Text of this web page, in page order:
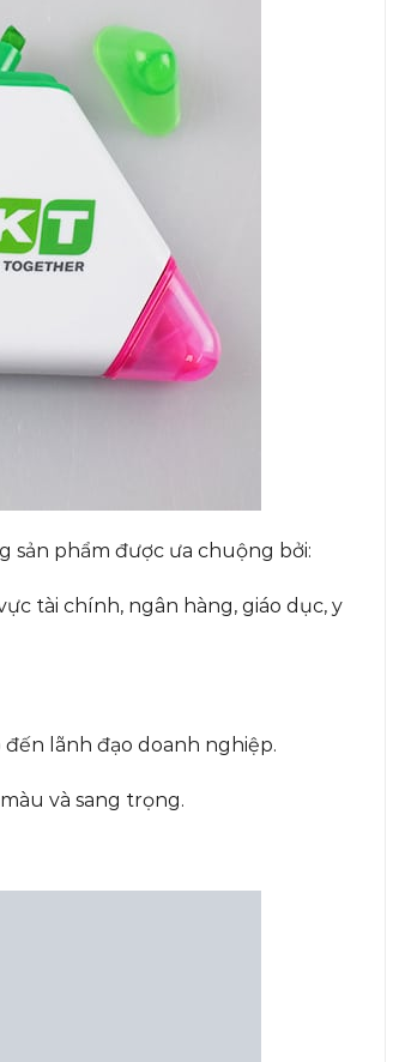
phẩm được ưa chuộng bởi:
tài chính, ngân hàng, giáo dục, y
lãnh đạo doanh nghiệp.
và sang trọng.